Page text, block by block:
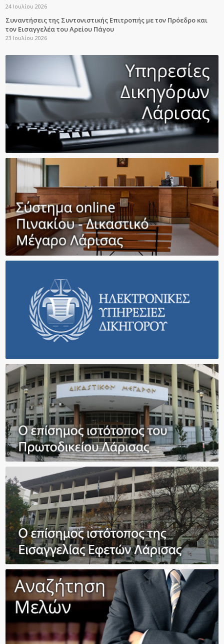
24 Ιουλίου 2026
Συναντήσεις της Συντονιστικής Επιτροπής με τον Πρόεδρο και
τον Εισαγγελέα του Αρείου Πάγου
23 Ιουλίου 2026